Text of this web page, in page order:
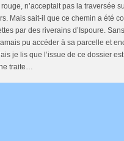
n’acceptait pas la traversée
Mais sait-il que ce chemin a été
par des riverains d’Ispoure.
pu accéder à sa parcelle et
je lis que l’issue de ce dossier
traite…